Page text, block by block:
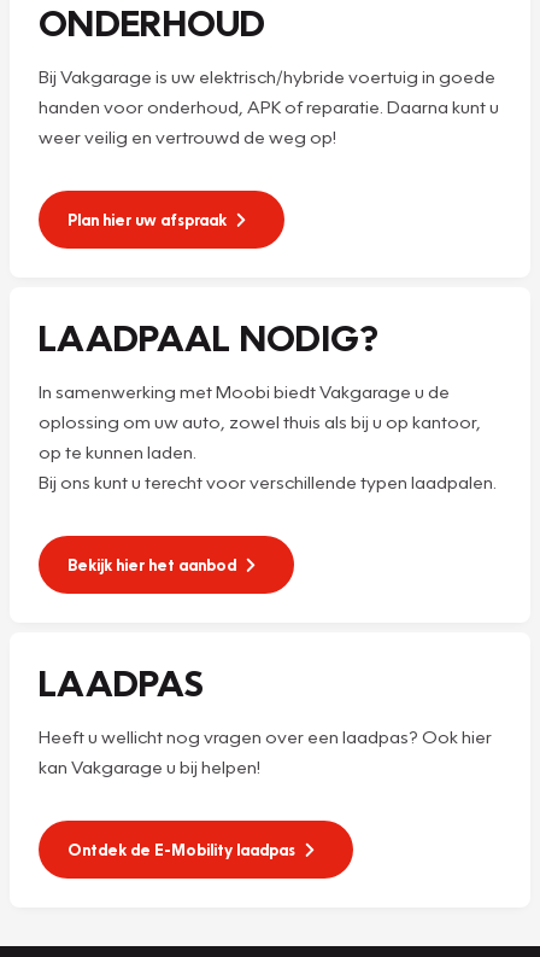
ONDERHOUD
Bij Vakgarage is uw elektrisch/hybride voertuig in goede
handen voor onderhoud, APK of reparatie. Daarna kunt u
weer veilig en vertrouwd de weg op!
Plan hier uw afspraak
LAADPAAL NODIG?
In samenwerking met Moobi biedt Vakgarage u de
oplossing om uw auto, zowel thuis als bij u op kantoor,
op te kunnen laden.
Bij ons kunt u terecht voor verschillende typen laadpalen.
Bekijk hier het aanbod
LAADPAS
Heeft u wellicht nog vragen over een laadpas? Ook hier
kan Vakgarage u bij helpen!
Ontdek de E-Mobility laadpas